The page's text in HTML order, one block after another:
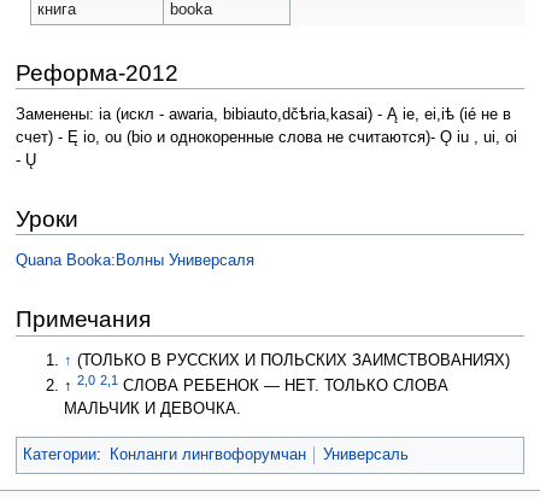
книга
booka
Реформа-2012
Заменены: ia (искл - awaria, bibiauto,dčѣria,kasai) - Ą ie, ei,iѣ (ié не в
счет) - Ę io, ou (bio и однокоренные слова не считаются)- Ǫ iu , ui, oi
- Ų
Уроки
Quаna Booka:Волны Универсаля
Примечания
↑ (ТОЛЬКО В РУССКИХ И ПОЛЬСКИХ ЗАИМСТВОВАНИЯХ)
↑2,0 2,1
СЛОВА РЕБЕНОК — НЕТ. ТОЛЬКО СЛОВА
МАЛЬЧИК И ДЕВОЧКА.
Категории: Конланги лингвофорумчан Универсаль